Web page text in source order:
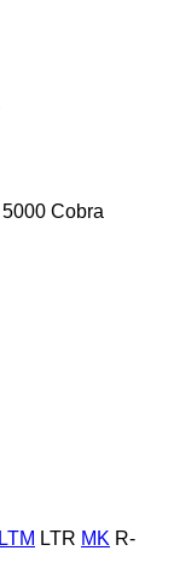
5000 Cobra
LTM LTR MK R-